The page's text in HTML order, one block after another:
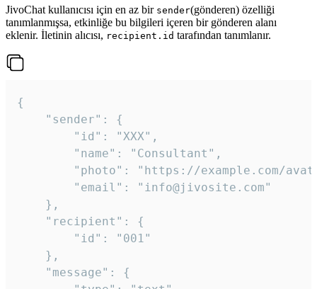
JivoChat kullanıcısı için en az bir sender(gönderen) özelliği
tanımlanmışsa, etkinliğe bu bilgileri içeren bir gönderen alanı
eklenir. İletinin alıcısı, recipient.id tarafından tanımlanır.
{